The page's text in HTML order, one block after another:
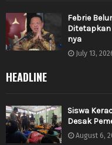
Febrie
Ditetapkan
nya
July 13,
HEADLINE
Siswa
Desak
August 6,